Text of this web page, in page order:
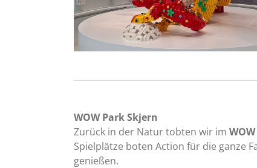
WOW Park Skjern
Zurück in der Natur tobten wir im
Spielplätze boten Action für die ganze
genießen.